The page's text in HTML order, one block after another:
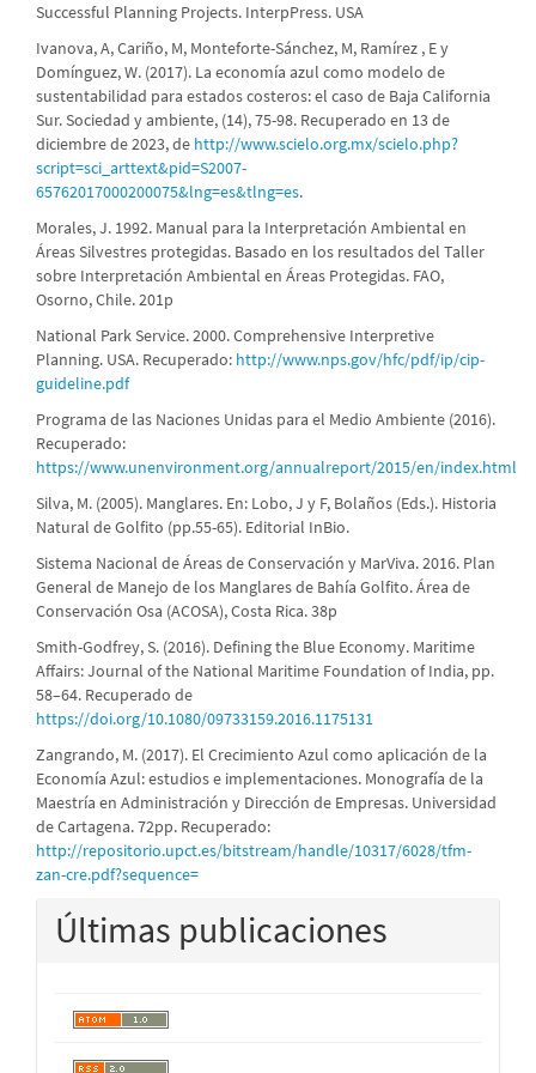
Successful Planning Projects. InterpPress. USA
Ivanova, A, Cariño, M, Monteforte-Sánchez, M, Ramírez , E y
Domínguez, W. (2017). La economía azul como modelo de
sustentabilidad para estados costeros: el caso de Baja California
Sur. Sociedad y ambiente, (14), 75-98. Recuperado en 13 de
diciembre de 2023, de http://www.scielo.org.mx/scielo.php?
script=sci_arttext&pid=S2007-
65762017000200075&lng=es&tlng=es.
Morales, J. 1992. Manual para la Interpretación Ambiental en
Áreas Silvestres protegidas. Basado en los resultados del Taller
sobre Interpretación Ambiental en Áreas Protegidas. FAO,
Osorno, Chile. 201p
National Park Service. 2000. Comprehensive Interpretive
Planning. USA. Recuperado: http://www.nps.gov/hfc/pdf/ip/cip-
guideline.pdf
Programa de las Naciones Unidas para el Medio Ambiente (2016).
Recuperado:
https://www.unenvironment.org/annualreport/2015/en/index.html
Silva, M. (2005). Manglares. En: Lobo, J y F, Bolaños (Eds.). Historia
Natural de Golfito (pp.55-65). Editorial InBio.
Sistema Nacional de Áreas de Conservación y MarViva. 2016. Plan
General de Manejo de los Manglares de Bahía Golfito. Área de
Conservación Osa (ACOSA), Costa Rica. 38p
Smith-Godfrey, S. (2016). Defining the Blue Economy. Maritime
Affairs: Journal of the National Maritime Foundation of India, pp.
58–64. Recuperado de
https://doi.org/10.1080/09733159.2016.1175131
Zangrando, M. (2017). El Crecimiento Azul como aplicación de la
Economía Azul: estudios e implementaciones. Monografía de la
Maestría en Administración y Dirección de Empresas. Universidad
de Cartagena. 72pp. Recuperado:
http://repositorio.upct.es/bitstream/handle/10317/6028/tfm-
zan-cre.pdf?sequence=
Últimas publicaciones